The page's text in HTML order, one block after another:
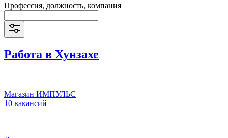
Профессия, должность, компания
Работа в Хунзахе
Магазин ИМПУЛЬС
10 вакансий